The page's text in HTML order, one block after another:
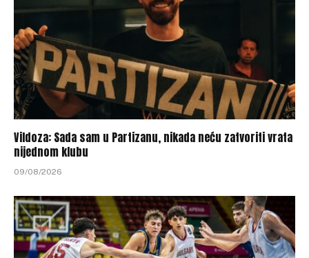
Vildoza: Sada sam u Partizanu, nikada neću zatvoriti vrata
nijednom klubu
09/08/2026